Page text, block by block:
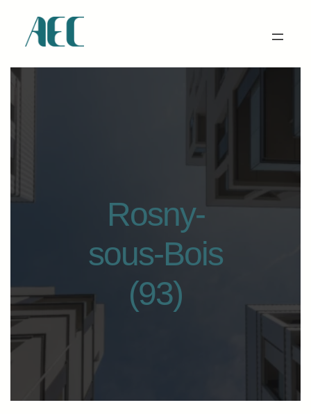
Rosny-
sous-Bois
(93)